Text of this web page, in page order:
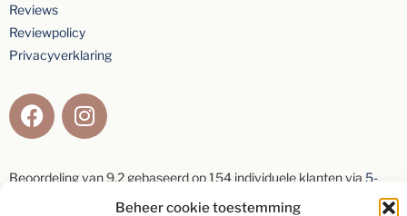
Beheer cookie toestemming
Reviews
Reviewpolicy
Privacyverklaring
Beoordeling van9,2 gebaseerd op154 individuele klanten via 5-